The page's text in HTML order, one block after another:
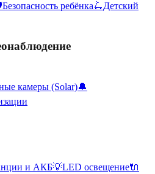
Безопасность ребёнка🛴Детский
камеры (Solar)🔔
и АКБ💡LED освещение🔌